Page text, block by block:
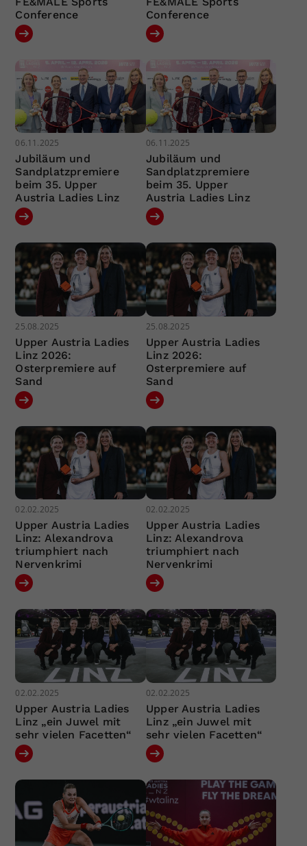
Conference
Conference
06.11.2025
Jubiläum und
Sandplatzpremiere
beim 35. Upper
Austria Ladies Linz
06.11.2025
Jubiläum und
Sandplatzpremiere
beim 35. Upper
Austria Ladies Linz
25.08.2025
Upper Austria Ladies
Linz 2026:
Osterpremiere auf
Sand
25.08.2025
Upper Austria Ladies
Linz 2026:
Osterpremiere auf
Sand
02.02.2025
Upper Austria Ladies
Linz: Alexandrova
triumphiert nach
Nervenkrimi
02.02.2025
Upper Austria Ladies
Linz: Alexandrova
triumphiert nach
Nervenkrimi
02.02.2025
Upper Austria Ladies
Linz „ein Juwel mit
sehr vielen Facetten“
02.02.2025
Upper Austria Ladies
Linz „ein Juwel mit
sehr vielen Facetten“